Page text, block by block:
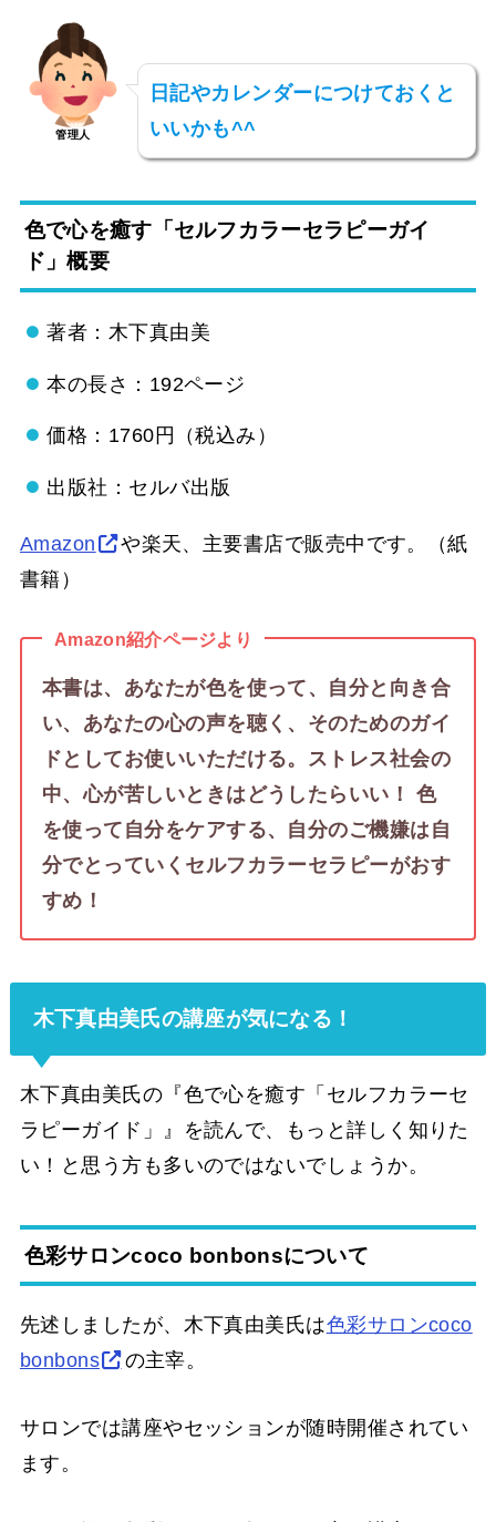
管理人
日記やカレンダーにつけておくと
いいかも^^
色で心を癒す「セルフカラーセラピーガイ
ド」概要
著者：木下真由美
本の長さ：192ページ
価格：1760円（税込み）
出版社：セルバ出版
Amazon
や楽天、主要書店で販売中です。（紙
書籍）
Amazon紹介ページより
本書は、あなたが色を使って、自分と向き合
い、あなたの心の声を聴く、そのためのガイ
ドとしてお使いいただける。ストレス社会の
中、心が苦しいときはどうしたらいい！ 色
を使って自分をケアする、自分のご機嫌は自
分でとっていくセルフカラーセラピーがおす
すめ！
木下真由美氏の講座が気になる！
木下真由美氏の『色で心を癒す「セルフカラーセ
ラピーガイド」』を読んで、もっと詳しく知りた
い！と思う方も多いのではないでしょうか。
色彩サロンcoco bonbonsについて
先述しましたが、木下真由美氏は色彩サロンcoco
bonbons
の主宰。
サロンでは講座やセッションが随時開催されてい
ます。